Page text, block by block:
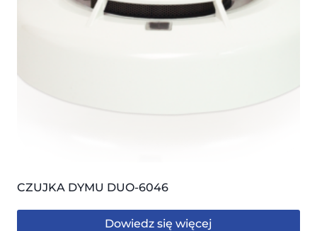
CZUJKA DYMU DUO-6046
Dowiedz się więcej